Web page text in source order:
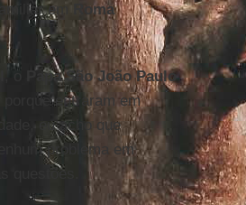
em
Roma
, o
Papa São João Paulo
entraram em
eu acho que
problema em
questões.